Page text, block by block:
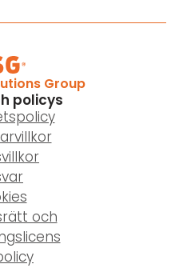
Group
policys
och